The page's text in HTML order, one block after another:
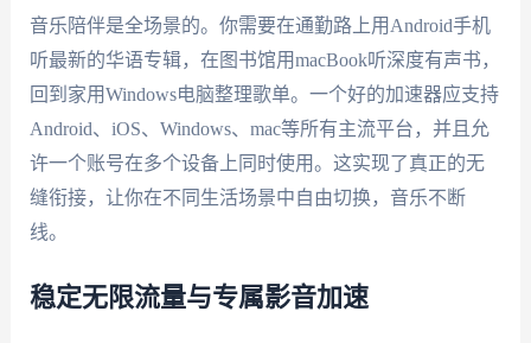
音乐陪伴是全场景的。你需要在通勤路上用Android手机
听最新的华语专辑，在图书馆用macBook听深度有声书，
回到家用Windows电脑整理歌单。一个好的加速器应支持
Android、iOS、Windows、mac等所有主流平台，并且允
许一个账号在多个设备上同时使用。这实现了真正的无
缝衔接，让你在不同生活场景中自由切换，音乐不断
线。
稳定无限流量与专属影音加速